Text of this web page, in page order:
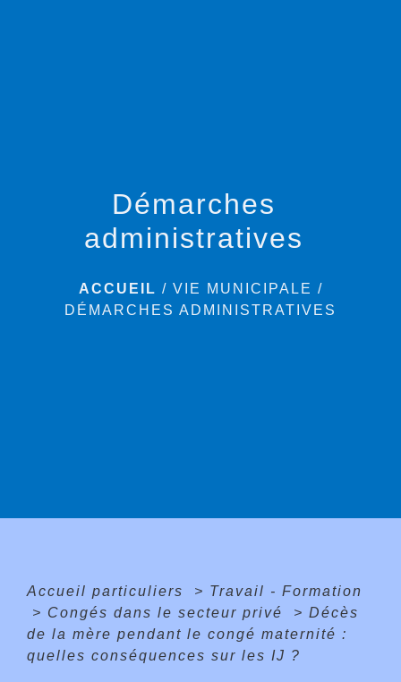
Démarches
administratives
ACCUEIL / VIE MUNICIPALE /
DÉMARCHES ADMINISTRATIVES
Accueil particuliers > Travail - Formation
> Congés dans le secteur privé > Décès
de la mère pendant le congé maternité :
quelles conséquences sur les IJ ?